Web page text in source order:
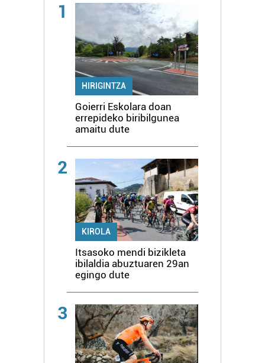
1
HIRIGINTZA
Goierri Eskolara doan
errepideko biribilgunea
amaitu dute
2
KIROLA
Itsasoko mendi bizikleta
ibilaldia abuztuaren 29an
egingo dute
3